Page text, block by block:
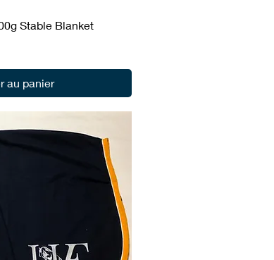
Stable Blanket
au panier